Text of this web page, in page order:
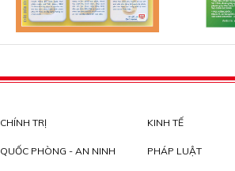
CHÍNH TRỊ KINH TẾ
QUỐC PHÒNG - AN NINH PHÁP LUẬT